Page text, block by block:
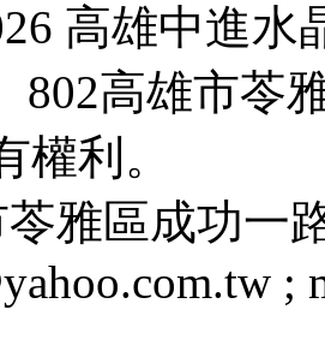
高雄中進水
802高雄市苓
權利。
雅區成功一
;